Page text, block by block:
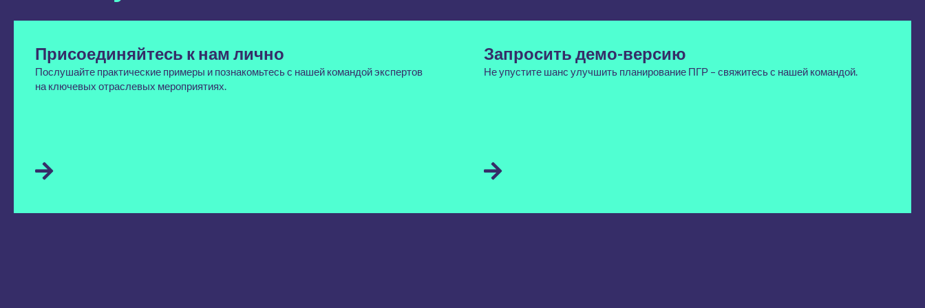
Присоединяйтесь к нам лично
Послушайте практические примеры и познакомьтесь с нашей командой экспертов
на ключевых отраслевых мероприятиях.
Запросить демо-версию
Не упустите шанс улучшить планирование ПГР – свяжитесь с нашей командой.